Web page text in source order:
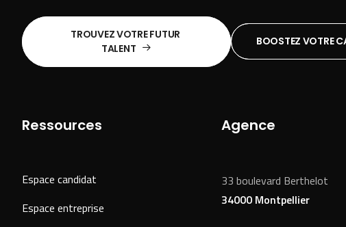
TROUVEZ VOTRE FUTUR
TALENT
BOOSTEZ VOTRE
Ressources
Espace candidat
Espace entreprise
Agence
33 boulevard Berthelot
34000 Montpellier